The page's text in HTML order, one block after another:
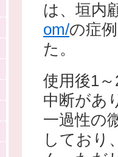
は、垣内
om/の症
た。
使用後1
中断があ
一過性の
しており